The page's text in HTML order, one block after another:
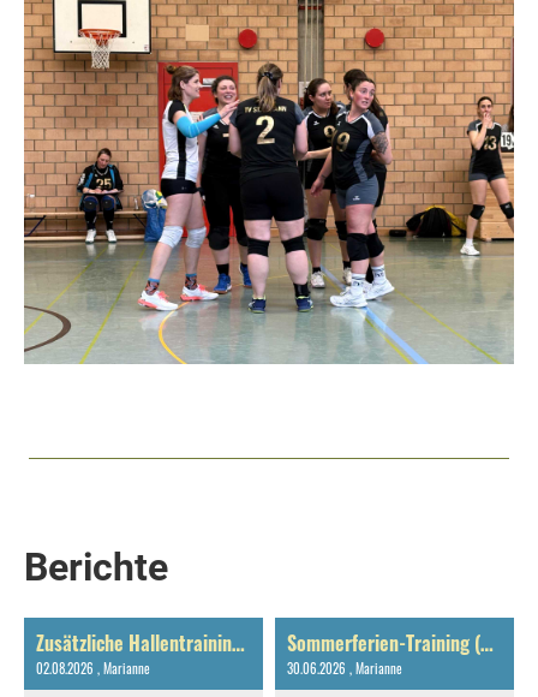
Berichte
Zusätzliche Hallentrainings im August & September 2026
02.08.2026 , Marianne
Sommerferien-Training (Volleyball)
30.06.2026 , Marianne